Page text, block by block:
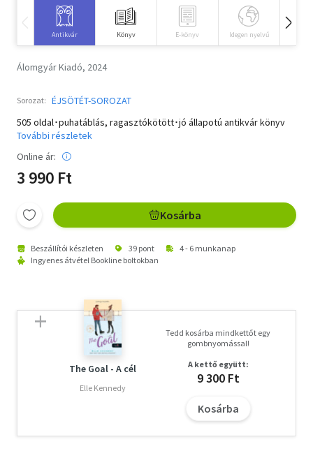
Antikvár Könyv E-könyv Idegen nyelvű
Álomgyár Kiadó, 2024
Sorozat: ÉJSÖTÉT-SOROZAT
505 oldal･puhatáblás, ragasztókötött･jó állapotú antikvár könyv
További részletek
Online ár:
3 990 Ft
Kosárba
Beszállítói készleten 39 pont
4 - 6 munkanap
Ingyenes átvétel Bookline boltokban
The Goal - A cél
Elle Kennedy
Tedd kosárba mindkettőt egy
gombnyomással!
A kettő együtt:
9 300 Ft
Kosárba